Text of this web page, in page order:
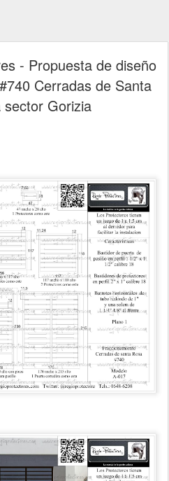
- Propuesta de diseño
Cerradas de Santa
sector Gorizia